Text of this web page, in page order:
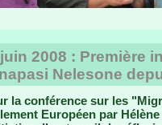
2008 : Première
Nelesone
la conférence sur les
Européen par